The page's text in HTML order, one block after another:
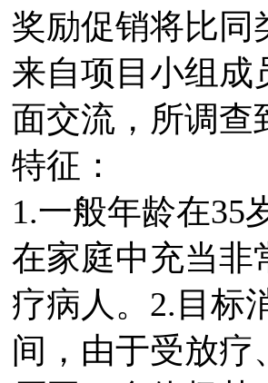
奖励促销将比同
来自项目小组成
面交流，所调查
特征：
1.一般年龄在35
在家庭中充当非
疗病人。2.目
间，由于受放疗